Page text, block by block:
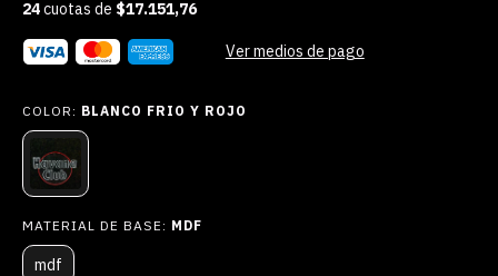
24cuotas de $17.151,76
Ver medios de pago
COLOR: BLANCO FRIO Y ROJO
MATERIAL DE BASE: MDF
mdf